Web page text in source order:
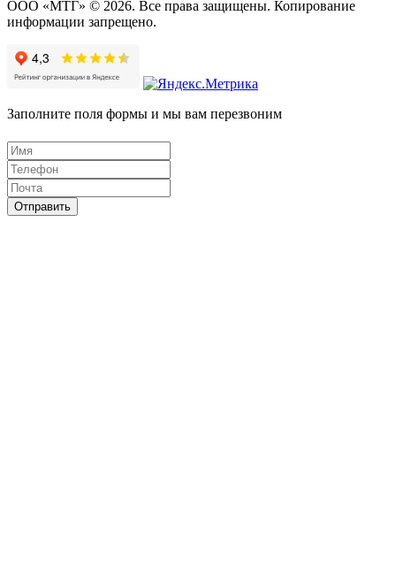
ООО «МТГ» © 2026. Все права защищены. Копирование
информации запрещено.
Заполните поля формы и мы вам перезвоним
Отправить